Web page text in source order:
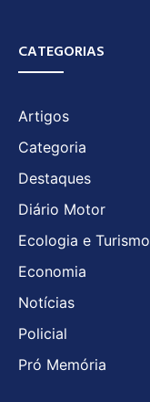
CATEGORIAS
Artigos
Categoria
Destaques
Diário Motor
Ecologia e Turismo
Economia
Notícias
Policial
Pró Memória